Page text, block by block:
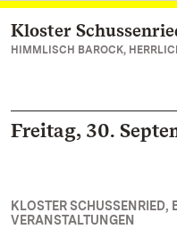
Zum Hauptinhalt
Kloster
HIMMLISCH BAROCK,
Freitag, 30.
KLOSTER SCHUSSENRIED,
VERANSTALTUNGEN